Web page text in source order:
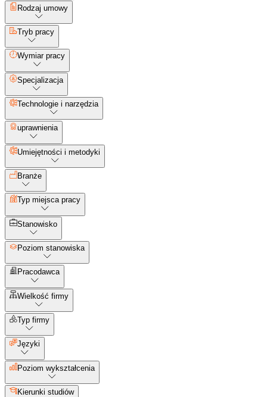
Rodzaj umowy
Tryb pracy
Wymiar pracy
Specjalizacja
Technologie i narzędzia
uprawnienia
Umiejętności i metodyki
Branże
Typ miejsca pracy
Stanowisko
Poziom stanowiska
Pracodawca
Wielkość firmy
Typ firmy
Języki
Poziom wykształcenia
Kierunki studiów